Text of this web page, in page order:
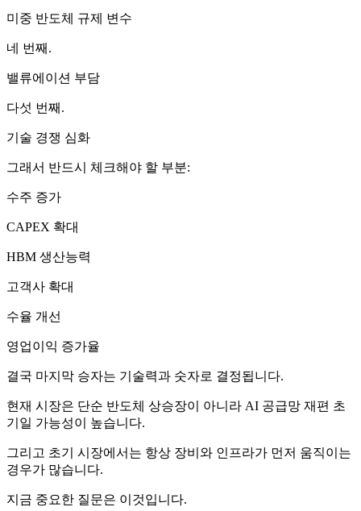
미중 반도체 규제 변수
네 번째.
밸류에이션 부담
다섯 번째.
기술 경쟁 심화
그래서 반드시 체크해야 할 부분:
수주 증가
CAPEX 확대
HBM 생산능력
고객사 확대
수율 개선
영업이익 증가율
결국 마지막 승자는 기술력과 숫자로 결정됩니다.
현재 시장은 단순 반도체 상승장이 아니라 AI 공급망 재편 초
기일 가능성이 높습니다.
그리고 초기 시장에서는 항상 장비와 인프라가 먼저 움직이는
경우가 많습니다.
지금 중요한 질문은 이것입니다.